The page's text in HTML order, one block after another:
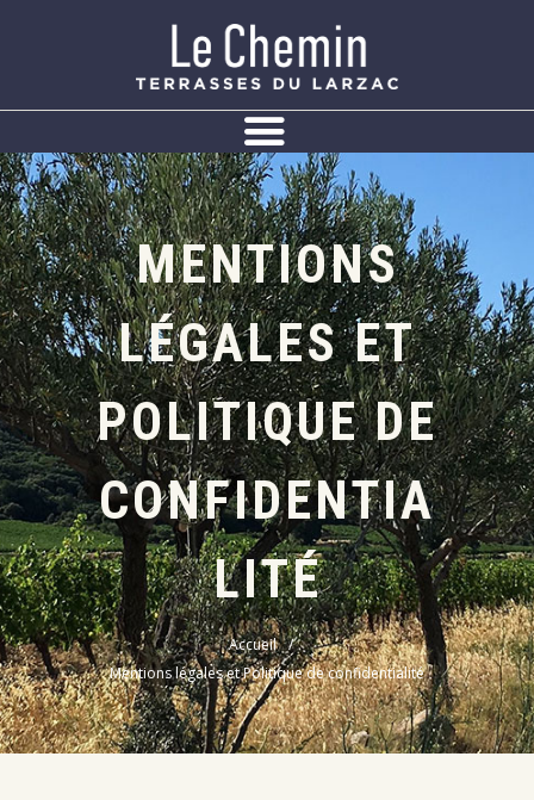
MENTIONS
LÉGALES ET
POLITIQUE DE
CONFIDENTIA
LITÉ
Accueil
Mentions légales et Politique de confidentialité